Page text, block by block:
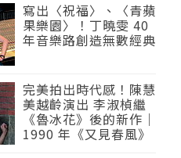
寫出〈祝福〉、〈青蘋
果樂園〉！丁曉雯 40
年音樂路創造無數經典
完美拍出時代感！陳慧
美越齡演出 李淑楨繼
《魯冰花》後的新作｜
1990 年《又見春風》